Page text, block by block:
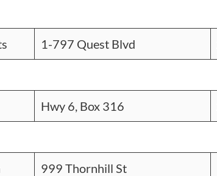
1-797 Quest Blvd
Hwy 6, Box 316
999 Thornhill St